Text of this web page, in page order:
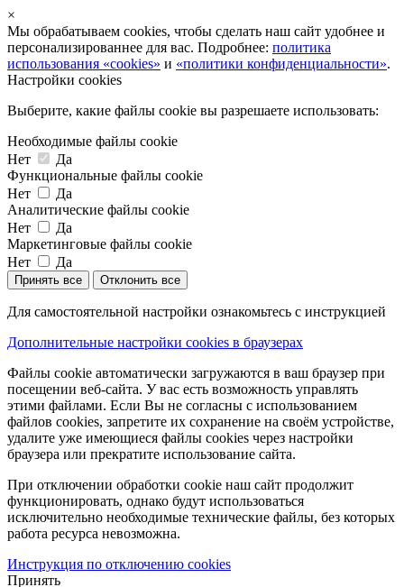
×
Мы обрабатываем cookies, чтобы сделать наш сайт удобнее и
персонализированнее для вас. Подробнее: политика
использования «cookies» и «политики конфиденциальности».
Настройки cookies
Выберите, какие файлы cookie вы разрешаете использовать:
Необходимые файлы cookie
Нет
Да
Функциональные файлы cookie
Нет
Да
Аналитические файлы cookie
Нет
Да
Маркетинговые файлы cookie
Нет
Да
Принять все Отклонить все
Для самостоятельной настройки ознакомьтесь с инструкцией
Дополнительные настройки cookies в браузерах
Файлы cookie автоматически загружаются в ваш браузер при
посещении веб-сайта. У вас есть возможность управлять
этими файлами. Если Вы не согласны с использованием
файлов cookies, запретите их сохранение на своём устройстве,
удалите уже имеющиеся файлы cookies через настройки
браузера или прекратите использование сайта.
При отключении обработки cookie наш сайт продолжит
функционировать, однако будут использоваться
исключительно необходимые технические файлы, без которых
работа ресурса невозможна.
Инструкция по отключению cookies
Принять